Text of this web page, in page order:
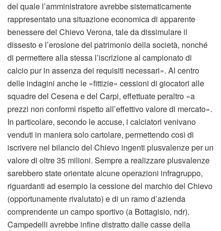
del quale l’amministratore avrebbe sistematicamente
rappresentato una situazione economica di apparente
benessere del Chievo Verona, tale da dissimulare il
dissesto e l’erosione del patrimonio della società, nonché
di permettere alla stessa l’iscrizione al campionato di
calcio pur in assenza dei requisiti necessari». Al centro
delle indagini anche le «fittizie» cessioni di giocatori alle
squadre del Cesena e del Carpi, effettuate peraltro «a
prezzi non conformi rispetto all’effettivo valore di mercato».
In particolare, secondo le accuse, i calciatori venivano
venduti in maniera solo cartolare, permettendo così di
iscrivere nel bilancio del Chievo ingenti plusvalenze per un
valore di oltre 35 milioni. Sempre a realizzare plusvalenze
sarebbero state orientate alcune operazioni infragruppo,
riguardanti ad esempio la cessione del marchio del Chievo
(opportunamente rivalutato) e di un ramo d’azienda
comprendente un campo sportivo (a Bottagisio, ndr).
Campedelli avrebbe infine distratto dalle casse della